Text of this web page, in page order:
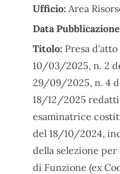
Ufficio: Area
Data
Titolo: Presa
10/03/2025, n. 2
29/09/2025, n. 4
18/12/2025 redatti
esaminatrice
del 18/10/2024,
della selezione
di Funzione (ex